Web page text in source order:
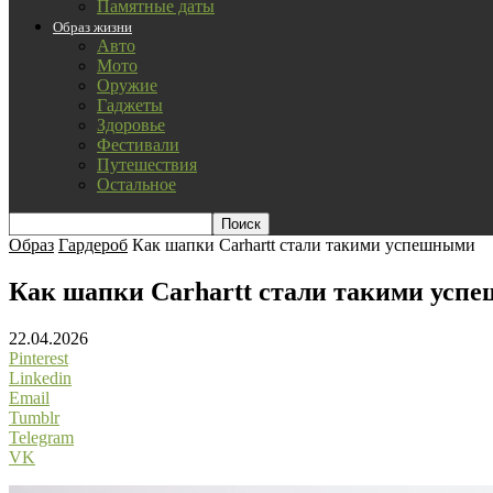
Памятные даты
Образ жизни
Авто
Мото
Оружие
Гаджеты
Здоровье
Фестивали
Путешествия
Остальное
Образ Гардероб Как шапки Carhartt стали такими успешными
Как шапки Carhartt стали такими
22.04.2026
Pinterest
Linkedin
Email
Tumblr
Telegram
VK